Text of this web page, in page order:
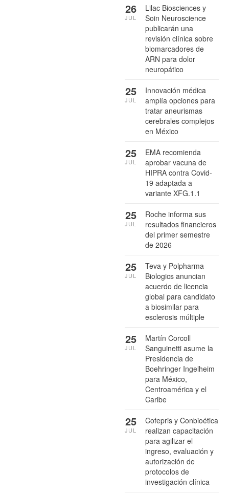
Lilac Biosciences y
Soin Neuroscience
publicarán una
revisión clínica sobre
biomarcadores de
ARN para dolor
neuropático
26
JUL
Innovación médica
amplía opciones para
tratar aneurismas
cerebrales complejos
en México
25
JUL
EMA recomienda
aprobar vacuna de
HIPRA contra Covid-
19 adaptada a
variante XFG.1.1
25
JUL
Roche informa sus
resultados financieros
del primer semestre
de 2026
25
JUL
Teva y Polpharma
Biologics anuncian
acuerdo de licencia
global para candidato
a biosimilar para
esclerosis múltiple
25
JUL
Martín Corcoll
Sanguinetti asume la
Presidencia de
Boehringer Ingelheim
para México,
Centroamérica y el
Caribe
25
JUL
Cofepris y Conbioética
realizan capacitación
para agilizar el
ingreso, evaluación y
autorización de
protocolos de
investigación clínica
25
JUL